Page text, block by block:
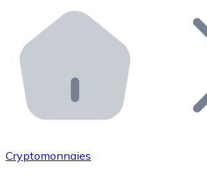
Distributeurs automatiques
Intégrez un ATM Bitnovo dans
API Bitnovo
Intégrez notre API dans votre
Rejoignez notre réseau de
Cryptomonnaies